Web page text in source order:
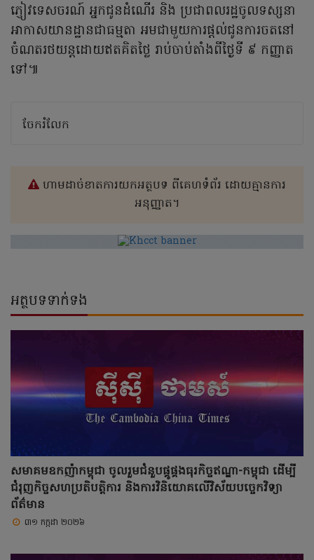
ភ្ញៀវទេសចរណ៍ អ្នកជូនដំណើរ និង ប្រជាពលរដ្ឋចូលទស្សនា
អាកាសយានដ្ឋានជាធម្មតា អមជាមួយការផ្តល់ជូនការចតនៅ
ចំណតរថយន្តដោយឥតគិតថ្លៃ រាប់ចាប់តាំងពីថ្ងៃទី ៩ កញ្ញាត
ទៅ៕
ចែករំលែក
ហាមដាច់ខាតការយកអត្ថបទ ពីគេហទំព័រ ដោយគ្មានការ
អនុញ្ញាត។
អត្ថបទទាក់ទង
សមាគមឧកញ៉ាកម្ពុជា ចូលរួមជំនួបផ្គូផ្គងធុរកិច្ចឥណ្ឌា-កម្ពុជា ដើម្បី
ជំរុញកិច្ចសហប្រតិបត្តិការ និងការវិនិយោគលើវិស័យបច្ចេកវិទ្យា
ព័ត៌មាន
៣១ កក្កដា ២០២៦